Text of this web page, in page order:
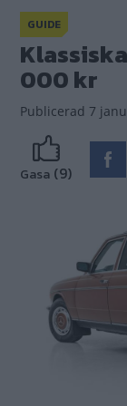
GUIDE
000 kr
Publicerad 7
Gasa (9)